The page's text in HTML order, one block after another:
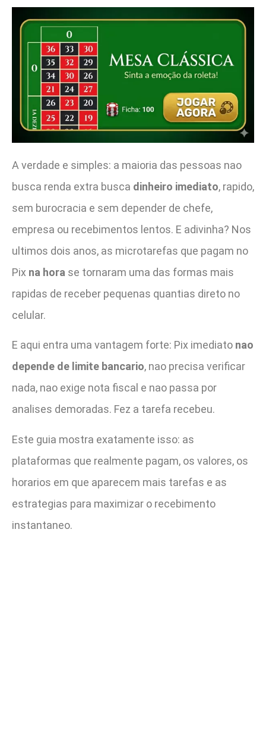
A verdade e simples: a maioria das pessoas nao
busca renda extra busca dinheiro imediato, rapido,
sem burocracia e sem depender de chefe,
empresa ou recebimentos lentos. E adivinha? Nos
ultimos dois anos, as microtarefas que pagam no
Pix na hora se tornaram uma das formas mais
rapidas de receber pequenas quantias direto no
celular.
E aqui entra uma vantagem forte: Pix imediato nao
depende de limite bancario, nao precisa verificar
nada, nao exige nota fiscal e nao passa por
analises demoradas. Fez a tarefa recebeu.
Este guia mostra exatamente isso: as
plataformas que realmente pagam, os valores, os
horarios em que aparecem mais tarefas e as
estrategias para maximizar o recebimento
instantaneo.